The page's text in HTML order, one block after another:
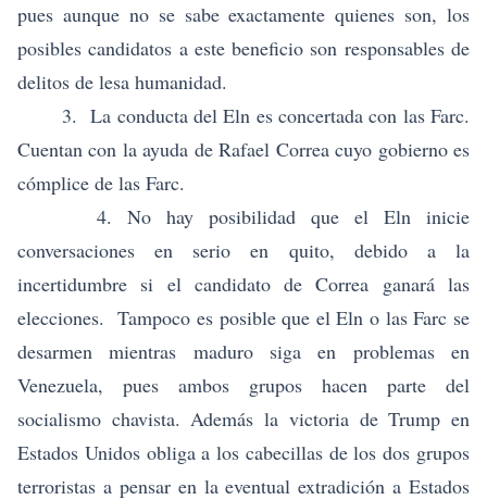
pues aunque no se sabe exactamente quienes son, los
posibles candidatos a este beneficio son responsables de
delitos de lesa humanidad.
3.La conducta del Eln es concertada con las Farc.
Cuentan con la ayuda de Rafael Correa cuyo gobierno es
cómplice de las Farc.
4. No hay posibilidad que el Eln inicie
conversaciones en serio en quito, debido a la
incertidumbre si el candidato de Correa ganará las
elecciones. Tampoco es posible que el Eln o las Farc se
desarmen mientras maduro siga en problemas en
Venezuela, pues ambos grupos hacen parte del
socialismo chavista. Además la victoria de Trump en
Estados Unidos obliga a los cabecillas de los dos grupos
terroristas a pensar en la eventual extradición a Estados